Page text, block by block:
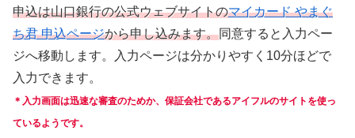
申込は山口銀行の公式ウェブサイトのマイカード やまぐ
ち君 申込ページから申し込みます。同意すると入力ペー
ジへ移動します。入力ページは分かりやすく10分ほどで
入力できます。
＊入力画面は迅速な審査のためか、保証会社であるアイフルのサイトを使っ
ているようです。